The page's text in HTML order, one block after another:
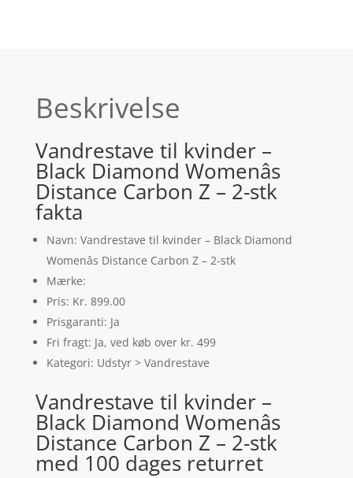
Beskrivelse
Vandrestave til kvinder –
Black Diamond Womenâs
Distance Carbon Z – 2-stk
fakta
Navn: Vandrestave til kvinder – Black Diamond
Womenâs Distance Carbon Z – 2-stk
Mærke:
Pris: Kr. 899.00
Prisgaranti: Ja
Fri fragt: Ja, ved køb over kr. 499
Kategori: Udstyr > Vandrestave
Vandrestave til kvinder –
Black Diamond Womenâs
Distance Carbon Z – 2-stk
med 100 dages returret